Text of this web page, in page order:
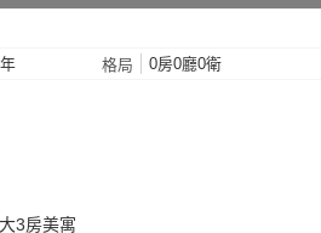
格局 0房0廳0衛